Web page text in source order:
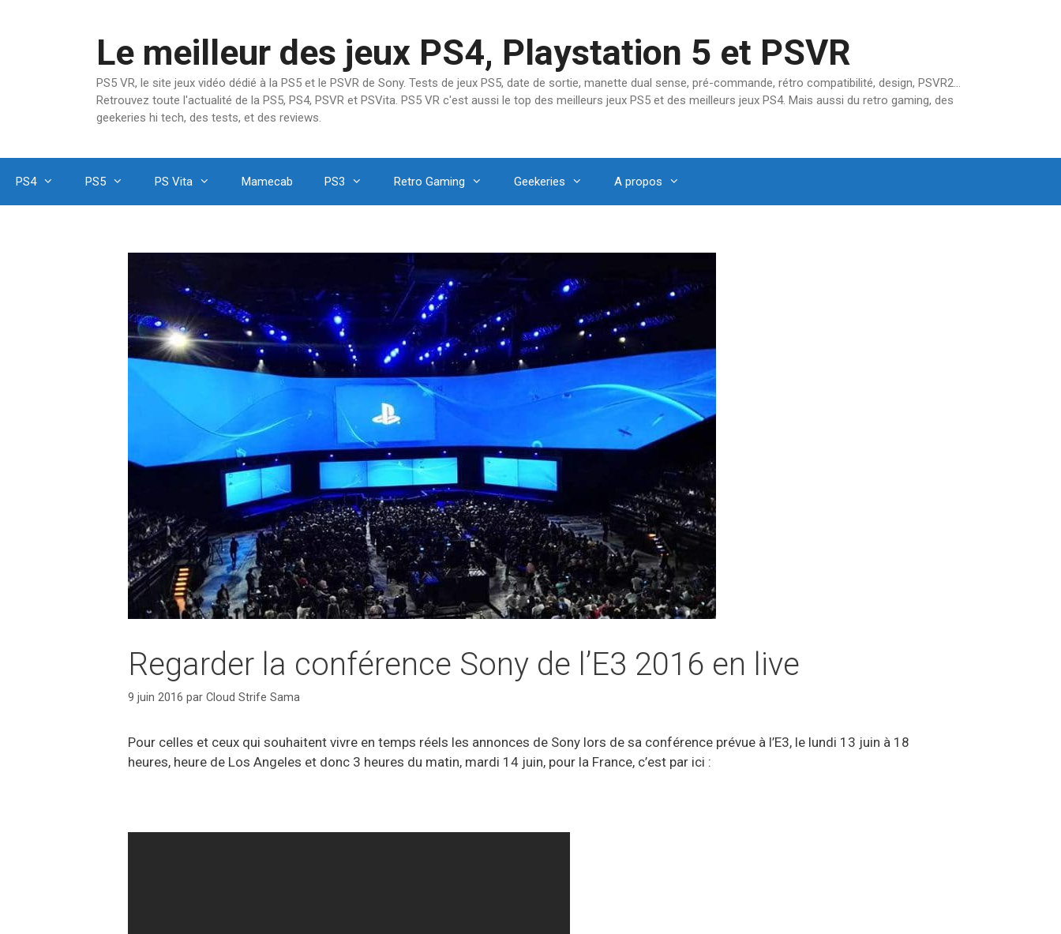
Le meilleur des jeux PS4, Playstation 5 et PSVR
PS5 VR, le site jeux vidéo dédié à la PS5 et le PSVR de Sony. Tests de jeux PS5, date de sortie, manette dual sense, pré-commande, rétro compatibilité, design, PSVR2…
Retrouvez toute l'actualité de la PS5, PS4, PSVR et PSVita. PS5 VR c'est aussi le top des meilleurs jeux PS5 et des meilleurs jeux PS4. Mais aussi du retro gaming, des
geekeries hi tech, des tests, et des reviews.
PS4 PS5 PS Vita Mamecab PS3 Retro Gaming Geekeries A propos
Regarder la conférence Sony de l’E3 2016 en live
9 juin 2016 par Cloud Strife Sama
Pour celles et ceux qui souhaitent vivre en temps réels les annonces de Sony lors de sa conférence prévue à l’E3, le lundi 13 juin à 18
heures, heure de Los Angeles et donc 3 heures du matin, mardi 14 juin, pour la France, c’est par ici :